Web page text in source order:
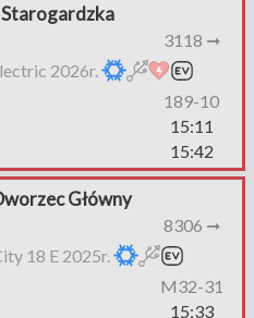
Starogardzka
3118 ➞
2026r.
189-10
15:11
15:42
Główny
8306 ➞
18 E 2025r.
M32-31
15:33